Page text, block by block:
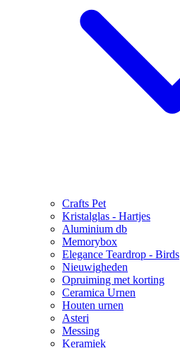
Crafts Pet
Kristalglas - Hartjes
Aluminium db
Memorybox
Elegance Teardrop - Birds
Nieuwigheden
Opruiming met korting
Ceramica Urnen
Houten urnen
Asteri
Messing
Keramiek